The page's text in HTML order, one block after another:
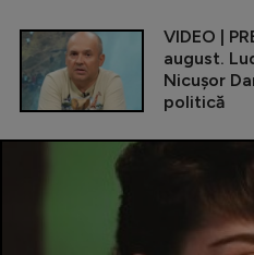
VIDEO |
august.
Nicușor
politică